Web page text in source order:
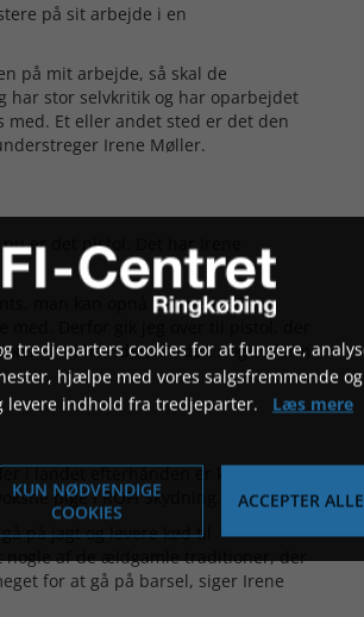
på sit arbejde i en
på mit arbejde, så skal de
har stor selvkritik og har oparbejdet
Et eller andet sted er det den
Irene Møller.
er det pistol. Det har Irene
man kan opnå i en serie. Det
Derfor gik jeg over til pistol, der
frit i hænderne uden nogen form
i landet efterhånden er kommet
pige i ROFI Skydning.
på jagt og levere kød til
nogle af de ældgamle traditioner, der
for at gå på barsel, siger Irene
tredjeparters cookies for at fungere,
hjælpe med vores salgsfremmende og
levere indhold fra tredjeparter. Læs mere
KUN NØDVENDIGE
COOKIES
ACCEPTER